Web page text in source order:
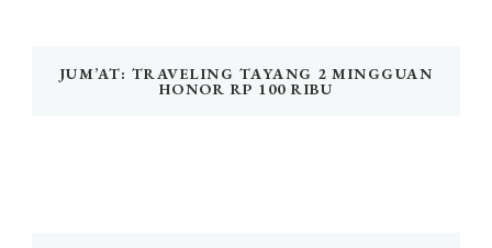
JUM’AT: TRAVELING TAYANG 2 MINGGUAN
HONOR RP 100 RIBU